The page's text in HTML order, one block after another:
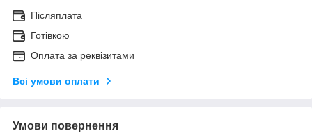
Післяплата
Готівкою
Оплата за реквізитами
Всі умови оплати
Умови повернення